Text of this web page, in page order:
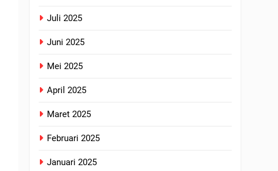
Juli 2025
Juni 2025
Mei 2025
April 2025
Maret 2025
Februari 2025
Januari 2025